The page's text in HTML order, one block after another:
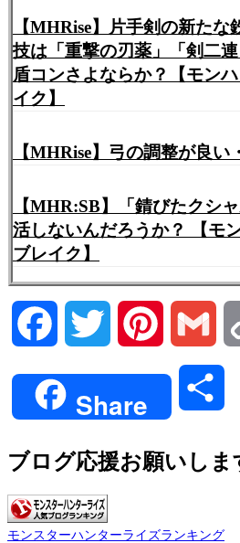
【MHRise】片手剣の新たな
技は「重撃の刃薬」「剣二
盾コンさよならか？【モン
イク】
【MHRise】弓の調整が良い
【MHR:SB】「錆びたクシ
活しないんだろうか？ 【モ
ブレイク】
Facebook Twitter Pinterest
Share
ブログ応援お願いしま
モンスターハンターライズランキング